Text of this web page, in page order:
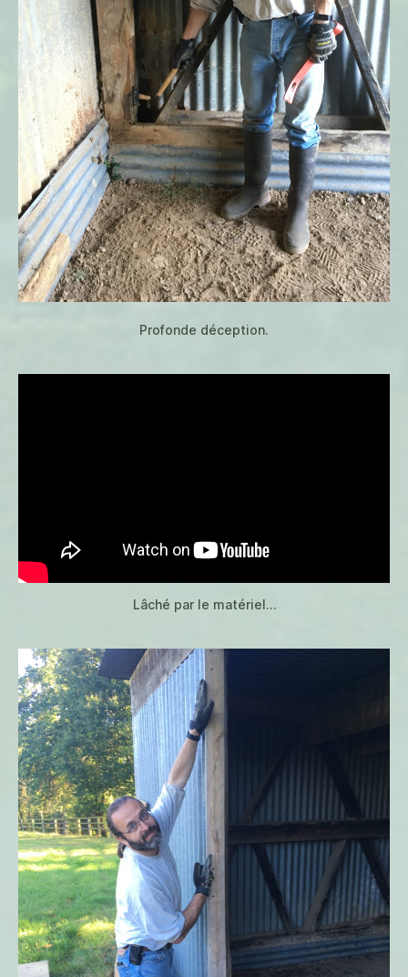
Profonde déception.
Lâché par le matériel…